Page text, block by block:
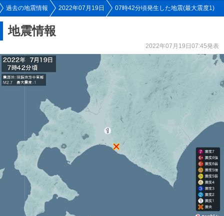
過去の地震情報 2022年07月19日 07時42分頃発生した地震(最大震度1)
地震情報
2022年07月19日07:45発表